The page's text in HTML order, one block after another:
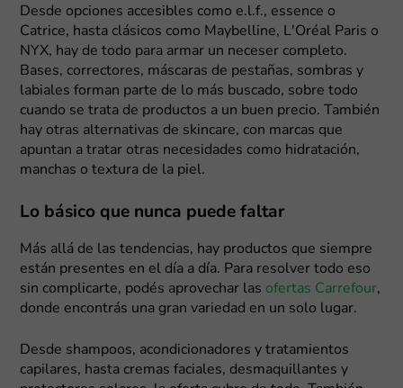
Desde opciones accesibles como e.l.f., essence o
Catrice, hasta clásicos como Maybelline, L'Oréal Paris o
NYX, hay de todo para armar un neceser completo.
Bases, correctores, máscaras de pestañas, sombras y
labiales forman parte de lo más buscado, sobre todo
cuando se trata de productos a un buen precio. También
hay otras alternativas de skincare, con marcas que
apuntan a tratar otras necesidades como hidratación,
manchas o textura de la piel.
Lo básico que nunca puede faltar
Más allá de las tendencias, hay productos que siempre
están presentes en el día a día. Para resolver todo eso
sin complicarte, podés aprovechar las ofertas Carrefour,
donde encontrás una gran variedad en un solo lugar.
Desde shampoos, acondicionadores y tratamientos
capilares, hasta cremas faciales, desmaquillantes y